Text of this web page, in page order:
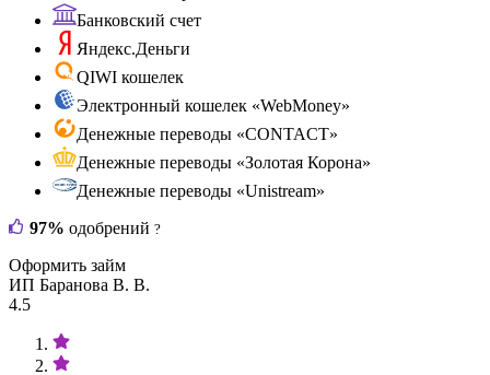
Банковский счет
Яндекс.Деньги
QIWI кошелек
Электронный кошелек «WebMoney»
Денежные переводы «CONTACT»
Денежные переводы «Золотая Корона»
Денежные переводы «Unistream»
97% одобрений ?
Оформить займ
ИП Баранова В. В.
4.5